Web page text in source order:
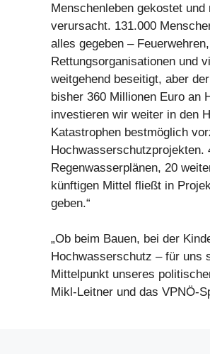
Menschenleben gekostet
verursacht. 131.000
alles gegeben –
Rettungsorganisationen und
weitgehend beseitigt, aber
bisher 360 Millionen Euro an
investieren wir weiter in den
Katastrophen bestmöglich
Hochwasserschutzprojekten.
Regenwasserplänen, 20
künftigen Mittel fließt in
geben.“
„Ob beim Bauen, bei der
Hochwasserschutz – für uns
Mittelpunkt unseres
Mikl-Leitner und das VPNÖ-